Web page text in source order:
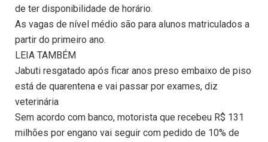
de ter disponibilidade de horário.
As vagas de nível médio são para alunos matriculados a
partir do primeiro ano.
LEIA TAMBÉM
Jabuti resgatado após ficar anos preso embaixo de piso
está de quarentena e vai passar por exames, diz
veterinária
Sem acordo com banco, motorista que recebeu R$ 131
milhões por engano vai seguir com pedido de 10% de